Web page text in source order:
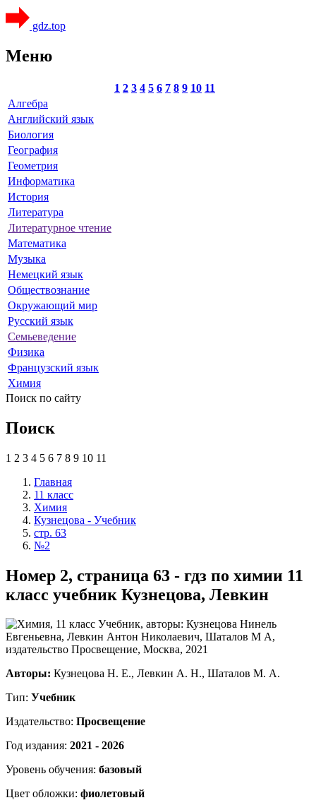
gdz.top
Меню
1 2 3 4 5 6 7 8 9 10 11
Алгебра
Английский язык
Биология
География
Геометрия
Информатика
История
Литература
Литературное чтение
Математика
Музыка
Немецкий язык
Обществознание
Окружающий мир
Русский язык
Семьеведение
Физика
Французский язык
Химия
Поиск по сайту
Поиск
1 2 3 4 5 6 7 8 9 10 11
Главная
11 класс
Химия
Кузнецова - Учебник
стр. 63
№2
Номер 2, страница 63 - гдз по химии 11
класс учебник Кузнецова, Левкин
Авторы: Кузнецова Н. Е., Левкин А. Н., Шаталов М. А.
Тип: Учебник
Издательство: Просвещение
Год издания: 2021 - 2026
Уровень обучения: базовый
Цвет обложки: фиолетовый